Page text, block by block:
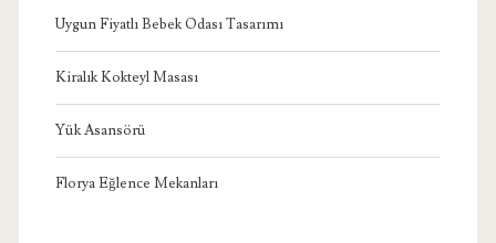
Uygun Fiyatlı Bebek Odası Tasarımı
Kiralık Kokteyl Masası
Yük Asansörü
Florya Eğlence Mekanları